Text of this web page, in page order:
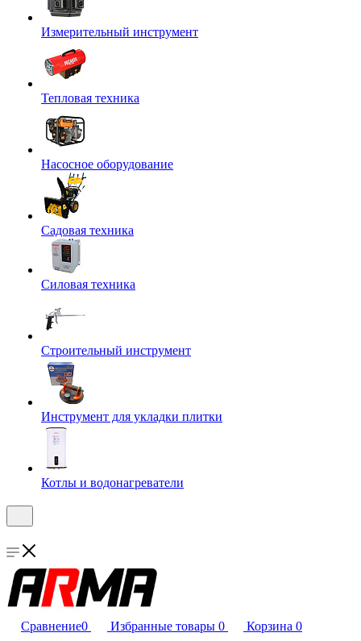
Измерительный инструмент
Тепловая техника
Насосное оборудование
Садовая техника
Силовая техника
Строительный инструмент
Инструмент для укладки плитки
Котлы и водонагреватели
Сравнение0 Избранные товары 0 Корзина 0